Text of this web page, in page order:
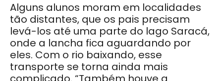
Alguns alunos moram em localidades
tão distantes, que os pais precisam
levá-los até uma parte do lago Saracá,
onde a lancha fica aguardando por
eles. Com o rio baixando, esse
transporte se torna ainda mais